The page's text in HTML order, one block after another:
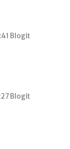
Blogit
Blogit